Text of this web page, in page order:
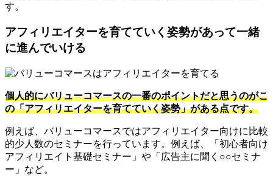
す。
アフィリエイターを育てていく姿勢があって一緒
に進んでいける
個人的にバリューコマースの一番のポイントだと思うのがこ
の「アフィリエイターを育てていく姿勢」がある点です。
例えば、バリューコマースではアフィリエイター向けに比較
的少人数のセミナーを行っています。例えば、「初心者向け
アフィリエイト基礎セミナー」や「広告主に聞く○○セミナ
ー」など。